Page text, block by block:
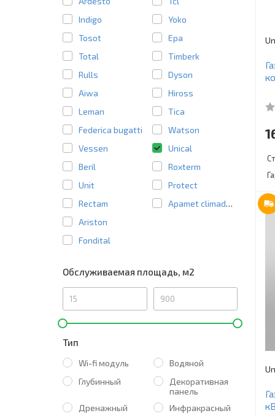
Indigo
Yoko
Tosot
Epa
Total
Timberk
Rulls
Dyson
Aiwa
Hiross
Leman
Tica
Federica bugatti
Watson
Vessen
Unical
Beril
Roxterm
Unit
Protect
Rectam
Apamet climadens
Ariston
Fondital
Обслуживаемая площадь, м2
Тип
Wi-fi модуль
Водяной
Глубинный
Декоративная
панель
Дренажный
Инфракрасный